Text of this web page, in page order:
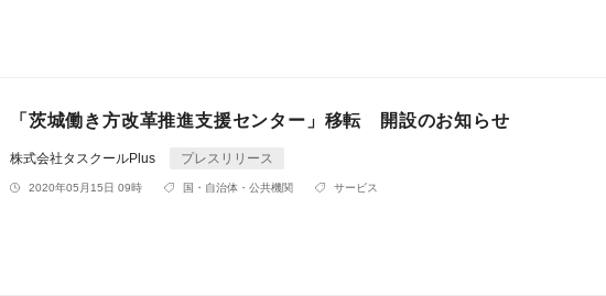
「茨城働き方改革推進支援センター」移転 開設のお知らせ
株式会社タスクールPlus プレスリリース
2020年05月15日 09時 国・自治体・公共機関 サービス